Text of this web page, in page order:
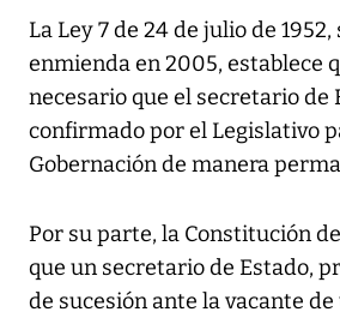
La Ley 7 de 24 de julio de
enmienda en 2005, establece
necesario que el secretario de
confirmado por el Legislativo
Gobernación de manera
Por su parte, la Constitución
que un secretario de Estado,
de sucesión ante la vacante